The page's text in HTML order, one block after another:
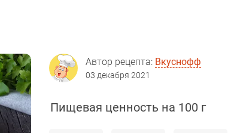
Автор рецепта: Вкуснофф
03 декабря 2021
Пищевая ценность на 100 г